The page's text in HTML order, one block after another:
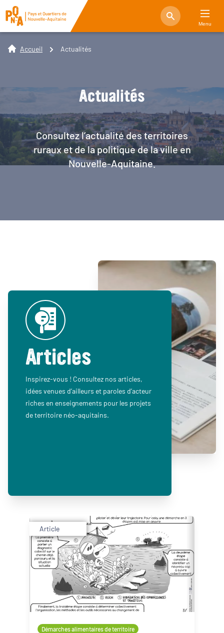
Menu
Accueil Actualités
Actualités
Consultez l’actualité des territoires
ruraux et de la politique de la ville en
Nouvelle-Aquitaine.
Articles
Inspirez-vous ! Consultez nos articles,
idées venues d’ailleurs et paroles d’acteur
riches en enseignements pour les projets
de territoire néo-aquitains.
Article
Démarches alimentaires de territoire